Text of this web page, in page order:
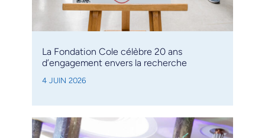
La Fondation Cole célèbre 20 ans
d’engagement envers la recherche
4 JUIN 2026